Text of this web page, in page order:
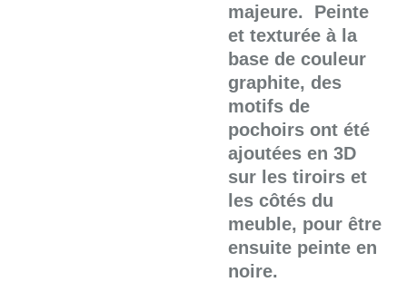
majeure. Peinte
et texturée à la
base de couleur
graphite, des
motifs de
pochoirs ont été
ajoutées en 3D
sur les tiroirs et
les côtés du
meuble, pour être
ensuite peinte en
noire.